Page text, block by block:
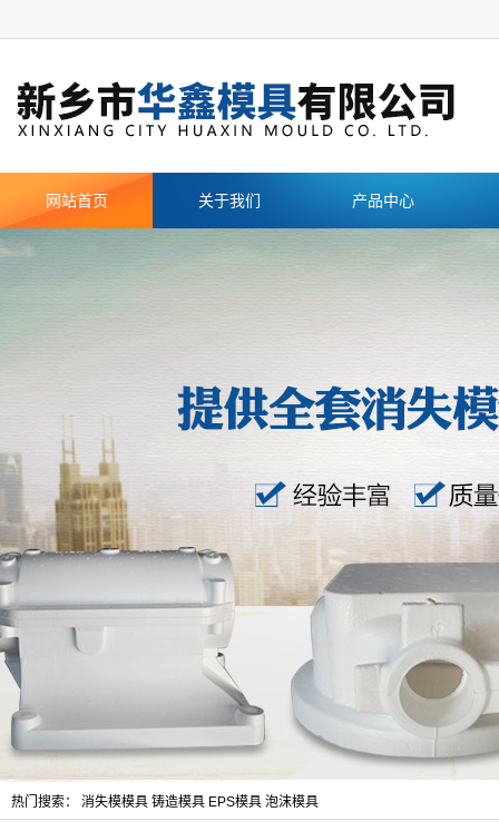
网站首页 关于我们 产品中心
热门搜索： 消失模模具 铸造模具 EPS模具 泡沫模具